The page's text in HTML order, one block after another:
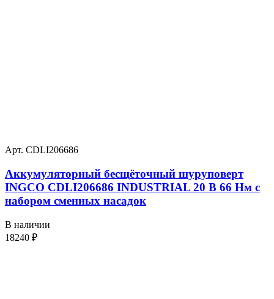
Арт. CDLI206686
Аккумуляторный бесщёточный шуруповерт
INGCO CDLI206686 INDUSTRIAL 20 В 66 Нм с
набором сменных насадок
В наличии
18240 ₽